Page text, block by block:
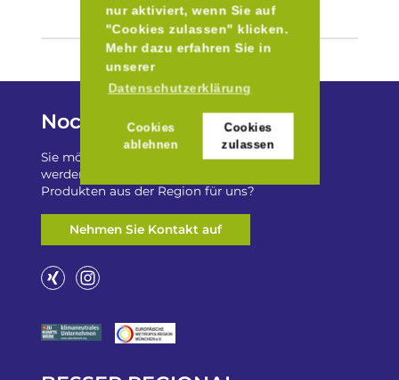
nur aktiviert, wenn Sie auf
"Cookies zulassen" klicken.
Mehr dazu erfahren Sie in
unserer
Datenschutzerklärung
Cookies
ablehnen
Cookies
zulassen
Noch Fragen?
Sie möchten auf „Besser Regional“ gelistet
werden? Oder haben Sie einen Freizeittip zu
Produkten aus der Region für uns?
Nehmen Sie Kontakt auf